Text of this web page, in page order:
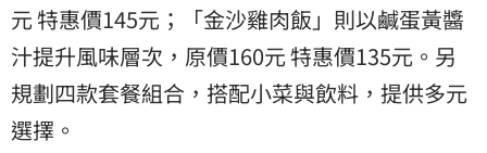
元 特惠價145元；「金沙雞肉飯」則以鹹蛋黃醬
汁提升風味層次，原價160元 特惠價135元。另
規劃四款套餐組合，搭配小菜與飲料，提供多元
選擇。